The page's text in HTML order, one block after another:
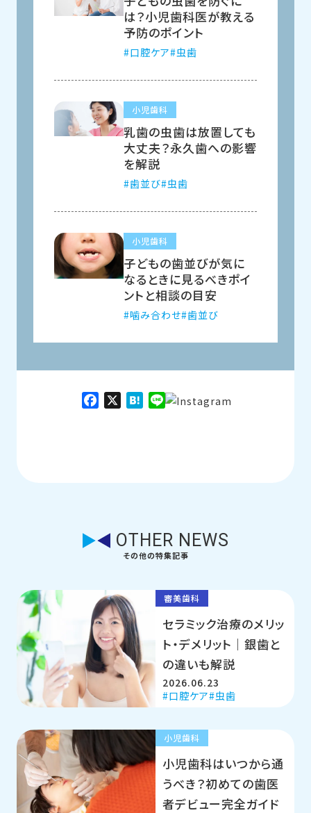
は？小児歯科医が教える
予防のポイント
口腔ケア 虫歯
小児歯科
乳歯の虫歯は放置しても
大丈夫？永久歯への影響
を解説
歯並び 虫歯
小児歯科
子どもの歯並びが気に
なるときに見るべきポイ
ントと相談の目安
噛み合わせ 歯並び
FacebookHatena
Line
OTHER NEWS
その他の特集記事
審美歯科
セラミック治療のメリッ
ト・デメリット｜銀歯と
の違いも解説
2026.06.23
口腔ケア 虫歯
小児歯科
小児歯科はいつから通
うべき？初めての歯医
者デビュー完全ガイド